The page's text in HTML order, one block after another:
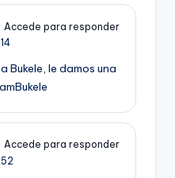
Accede para responder
Bukele, le damos una
Accede para responder